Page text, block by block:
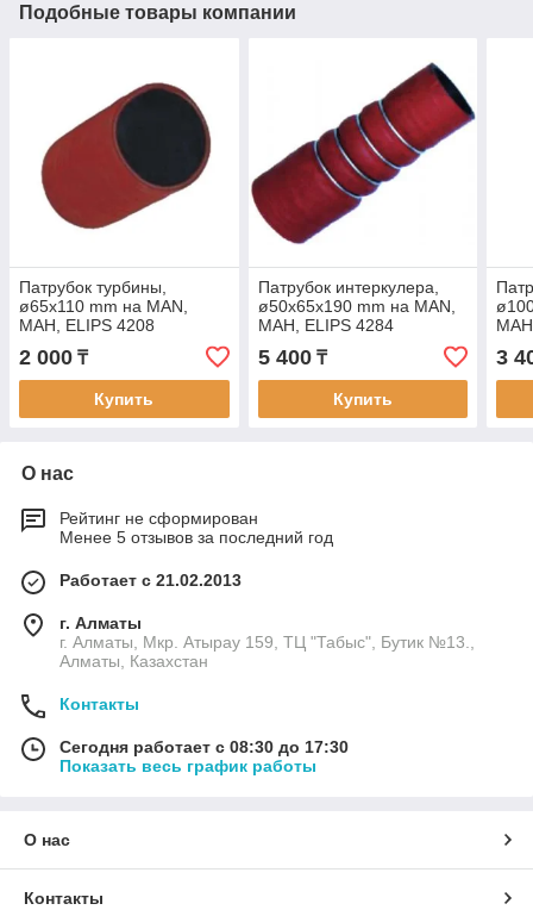
Подобные товары компании
Патрубок турбины,
ø65x110 mm на MAN,
МАН, ELIPS 4208
2 000 ₸
Купить
Патрубок интеркулера,
ø50x65x190 mm на MAN,
МАН, ELIPS 4284
5 400₸
Купить
3
О нас
Рейтинг не сформирован
Менее 5 отзывов за последний год
Работает с 21.02.2013
г. Алматы
г. Алматы, Мкр. Атырау 159, ТЦ "Табыс", Бутик №13.,
Алматы, Казахстан
Контакты
Сегодня работает с 08:30 до 17:30
Показать весь график работы
О нас
Контакты